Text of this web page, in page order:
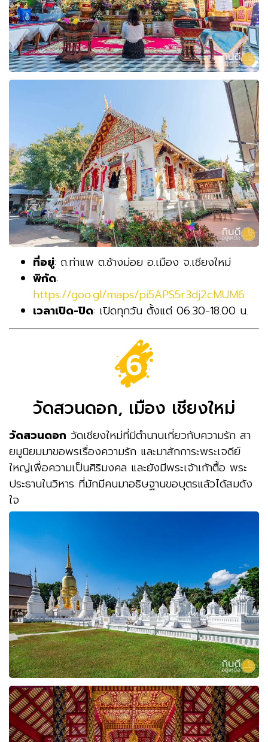
ที่อยู่: ถ.ท่าแพ ต.ช้างม่อย อ.เมือง จ.เชียงใหม่
พิกัด:
https://goo.gl/maps/pi5APS5r3dj2cMUM6
เวลาเปิด-ปิด: เปิดทุกวัน ตั้งแต่ 06.30-18.00 น.
วัดสวนดอก, เมือง เชียงใหม่
วัดสวนดอก วัดเชียงใหม่ที่มีตำนานเกี่ยวกับความรัก สา
ยมูนิยมมาขอพรเรื่องความรัก และมาสักการะพระเจดีย์
ใหญ่เพื่อความเป็นศิริมงคล และยังมีพระเจ้าเก้าตื้อ พระ
ประธานในวิหาร ที่มักมีคนมาอธิษฐานขอบุตรแล้วได้สมดัง
ใจ